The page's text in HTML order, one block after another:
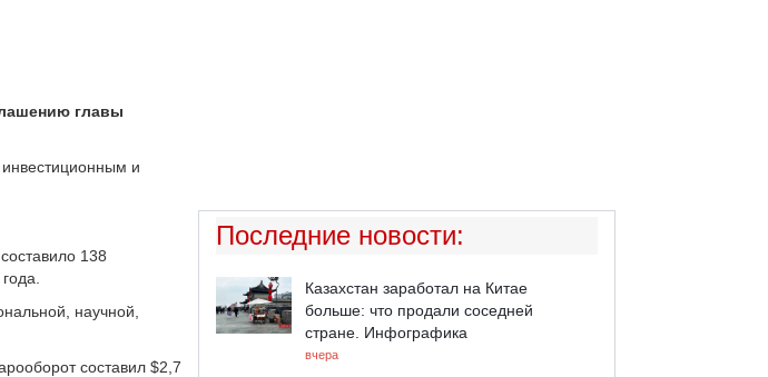
главы
инвестиционным и
составило 138
научной,
составил $2,7
Последние новости:
Казахстан заработал на Китае
больше: что продали соседней
стране. Инфографика
вчера